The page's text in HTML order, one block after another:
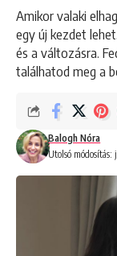
Amikor valaki
egy új kezdet
és a változásra.
találhatod meg a
Utolsó módosítás:
Balogh Nóra